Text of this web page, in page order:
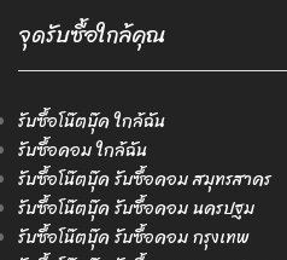
จุดรับซื้อใกล้คุณ
รับซื้อโน๊ตบุ๊ค ใกล้ฉัน
รับซื้อคอม ใกล้ฉัน
รับซื้อโน๊ตบุ๊ค รับซื้อคอม สมุทรสาคร
รับซื้อโน๊ตบุ๊ค รับซื้อคอม นครปฐม
รับซื้อโน๊ตบุ๊ค รับซื้อคอม กรุงเทพ